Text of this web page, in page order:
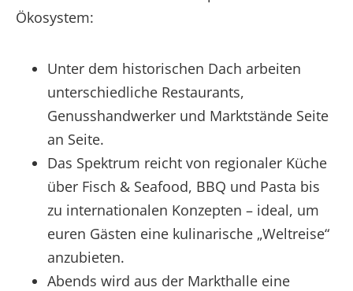
Ökosystem:
Unter dem historischen Dach arbeiten
unterschiedliche Restaurants,
Genusshandwerker und Marktstände Seite
an Seite.
Das Spektrum reicht von regionaler Küche
über Fisch & Seafood, BBQ und Pasta bis
zu internationalen Konzepten – ideal, um
euren Gästen eine kulinarische „Weltreise“
anzubieten.
Abends wird aus der Markthalle eine